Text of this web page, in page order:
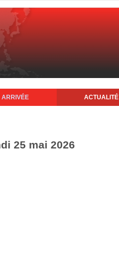
ARRIVÉE ACTUALITÉ
25 mai 2026